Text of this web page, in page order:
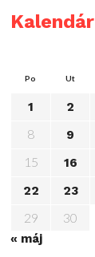
Kalendár
Po Ut
1 2
8 9
15 16
22
23
29
30
« máj